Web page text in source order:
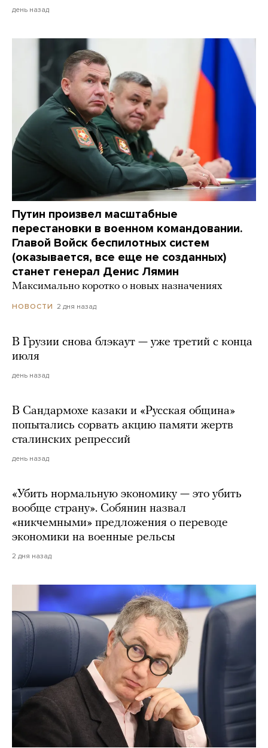
день назад
Путин произвел масштабные
перестановки в военном командовании.
Главой Войск беспилотных систем
(оказывается, все еще не созданных)
станет генерал Денис Лямин
Максимально коротко о новых назначениях
НОВОСТИ 2 дня назад
В Грузии снова блэкаут — уже третий с конца
июля
день назад
В Сандармохе казаки и «Русская община»
попытались сорвать акцию памяти жертв
сталинских репрессий
день назад
«Убить нормальную экономику — это убить
вообще страну». Собянин назвал
«никчемными» предложения о переводе
экономики на военные рельсы
2 дня назад